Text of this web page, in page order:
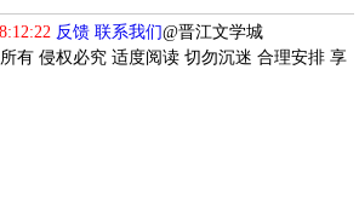
反馈 联系我们@晋江文学城
有 侵权必究 适度阅读 切勿沉迷 合理安排 享